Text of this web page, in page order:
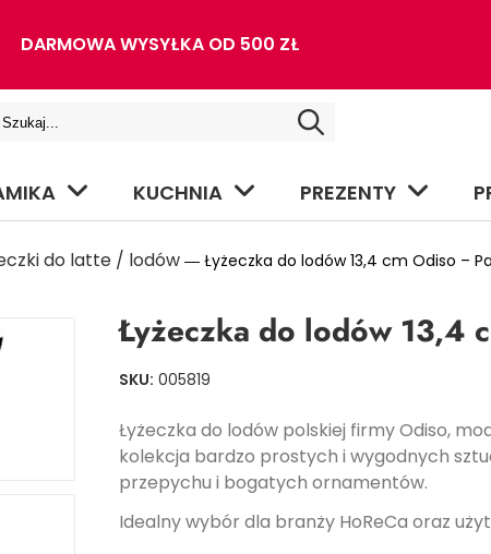
DARMOWA WYSYŁKA OD 500 ZŁ
KUCHNIA PREZENTY
do latte / lodów ― Łyżeczka do lodów 13,4 cm Odiso –
Łyżeczka do lodów 13,4
SKU: 005819
Łyżeczka do lodów polskiej firmy Odiso,
kolekcja bardzo prostych i wygodnych
przepychu i bogatych ornamentów.
Idealny wybór dla branży HoReCa oraz